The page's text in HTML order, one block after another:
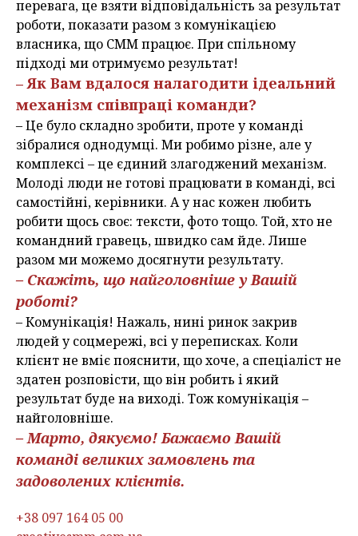
перевага, це взяти відповідальність за результат
роботи, показати разом з комунікацією
власника, що СММ працює. При спільному
підході ми отримуємо результат!
– Як Вам вдалося налагодити ідеальний
механізм співпраці команди?
– Це було складно зробити, проте у команді
зібралися однодумці. Ми робимо різне, але у
комплексі – це єдиний злагоджений механізм.
Молоді люди не готові працювати в команді, всі
самостійні, керівники. А у нас кожен любить
робити щось своє: тексти, фото тощо. Той, хто не
командний гравець, швидко сам йде. Лише
разом ми можемо досягнути результату.
– Скажіть, що найголовніше у Вашій
роботі?
– Комунікація! Нажаль, нині ринок закрив
людей у соцмережі, всі у переписках. Коли
клієнт не вміє пояснити, що хоче, а спеціаліст не
здатен розповісти, що він робить і який
результат буде на виході. Тож комунікація –
найголовніше.
– Марто, дякуємо! Бажаємо Вашій
команді великих замовлень та
задоволених клієнтів.
+38 097 164 05 00